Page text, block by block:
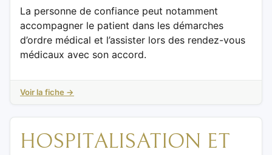
La personne de confiance peut notamment
accompagner le patient dans les démarches
d’ordre médical et l’assister lors des rendez-vous
médicaux avec son accord.
Voir la fiche →
HOSPITALISATION ET